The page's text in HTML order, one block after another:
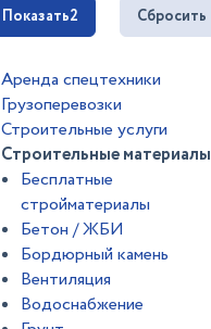
Показать2 Сбросить
Аренда спецтехники
Грузоперевозки
Строительные услуги
Строительные материалы
Бесплатные
стройматериалы
Бетон / ЖБИ
Бордюрный камень
Вентиляция
Водоснабжение